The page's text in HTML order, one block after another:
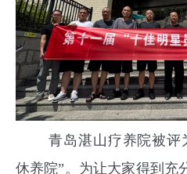
青岛湛山疗养院被评
休养院”。为让大家得到充